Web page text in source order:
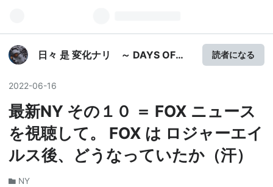
日々 是 変化ナリ ～ DAYS OF
読者になる
2022-06-16
最新NY その１０ ＝ FOX ニュース
を視聴して。 FOX は ロジャーエイ
ルス後、どうなっていたか（汗）
NY